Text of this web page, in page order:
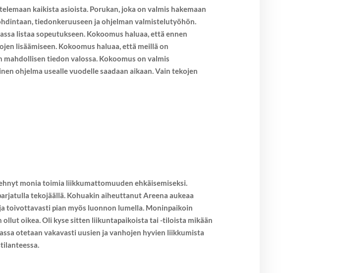
kaikista asioista. Porukan, joka on valmis hakemaan
tiedonkeruuseen ja ohjelman valmistelutyöhön.
listaa sopeutukseen. Kokoomus haluaa, että ennen
lisäämiseen. Kokoomus haluaa, että meillä on
tiedon valossa. Kokoomus on valmis
ohjelma usealle vuodelle saadaan aikaan. Vain tekojen
monia toimia liikkumattomuuden ehkäisemiseksi.
tekojäällä. Kohuakin aiheuttanut Areena aukeaa
toivottavasti pian myös luonnon lumella. Moninpaikoin
oikea. Oli kyse sitten liikuntapaikoista tai -tiloista mikään
otetaan vakavasti uusien ja vanhojen hyvien liikkumista